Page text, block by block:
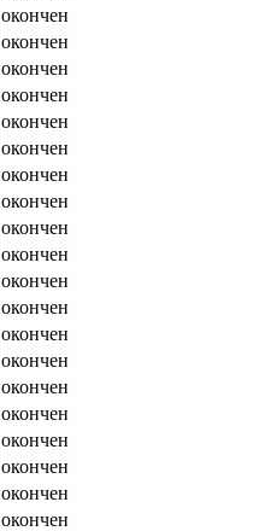
окончен
окончен
окончен
окончен
окончен
окончен
окончен
окончен
окончен
окончен
окончен
окончен
окончен
окончен
окончен
окончен
окончен
окончен
окончен
окончен